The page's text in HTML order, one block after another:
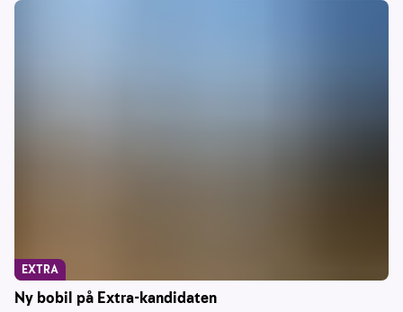
Ny bobil på Extra-kandidaten
EXTRA